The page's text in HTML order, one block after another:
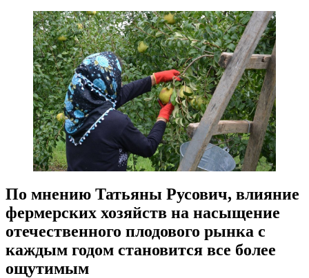
По мнению Татьяны Русович, влияние
фермерских хозяйств на насыщение
отечественного плодового рынка с
каждым годом становится все более
ощутимым